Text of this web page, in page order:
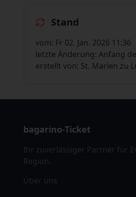
Stand
vom: Fr 02. Jan. 2026 11:36
letzte Änderung: Anfang
erstellt von: St. Marien zu
bagarino-Ticket
Ihr zuverlässiger Partner für
Region.
Über uns